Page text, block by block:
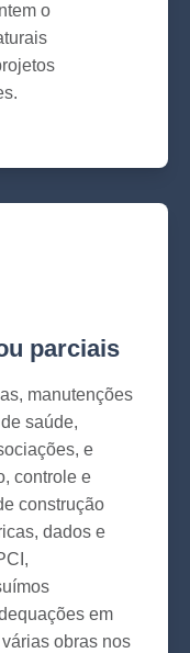
o
parciais
manutenções
saúde,
e
controle e
construção
dados e
em
obras nos